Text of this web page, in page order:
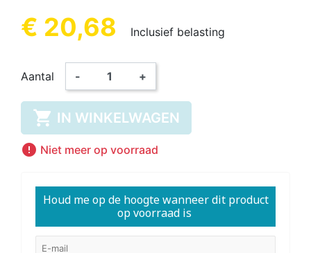
€ 20,68 Inclusief belasting
Aantal - +
 IN WINKELWAGEN
 Niet meer op voorraad
Houd me op de hoogte wanneer dit product
op voorraad is